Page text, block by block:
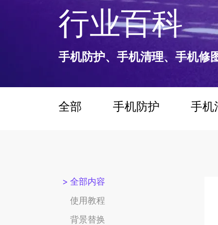
行业百科
手机防护、手机清理、手机修
全部 手机防护 手机
全部内容
使用教程
背景替换